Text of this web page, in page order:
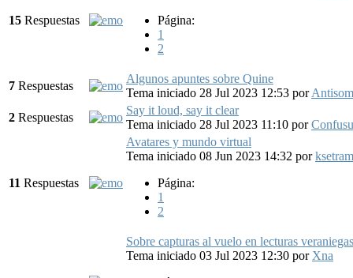
15 Respuestas
Página:
1
2
7 Respuestas
Algunos apuntes sobre Quine
Tema iniciado 28 Jul 2023 12:53 por
2 Respuestas
Say it loud, say it clear
Tema iniciado 28 Jul 2023 11:10 por
11 Respuestas
Avatares y mundo virtual
Tema iniciado 08 Jun 2023 14:32 porksetram
Página:
1
2
Sobre capturas al vuelo en lecturas
Tema iniciado 03 Jul 2023 12:30 por Xna